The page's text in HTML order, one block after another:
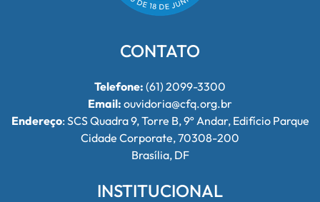
CONTATO
Telefone: (61) 2099-3300
Email: ouvidoria@cfq.org.br
Endereço: SCS Quadra 9, Torre B, 9º Andar, Edifício Parque
Cidade Corporate, 70308-200
Brasília, DF
INSTITUCIONAL